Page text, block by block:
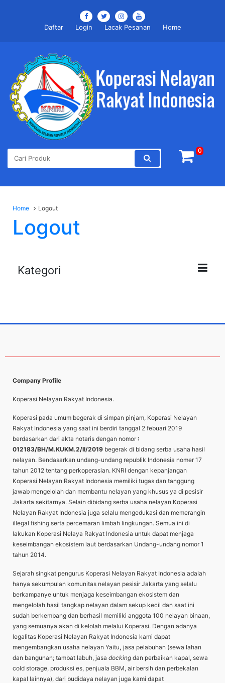
Daftar Login Lacak Pesanan Home
0
Home Logout
Logout
Kategori
Company Profile
Koperasi Nelayan Rakyat Indonesia.
Koperasi pada umum begerak di simpan pinjam, Koperasi Nelayan
Rakyat Indonesia yang saat ini berdiri tanggal 2 febuari 2019
berdasarkan dari akta notaris dengan nomor:
012183/BH/M.KUKM.2/II/2019 begerak di bidang serba usaha hasil
nelayan. Bendasarkan undang-undang republik Indonesia nomer 17
tahun 2012 tentang perkoperasian. KNRI dengan kepanjangan
Koperasi Nelayan Rakyat Indonesia memiliki tugas dan tanggung
jawab mengelolah dan membantu nelayan yang khusus ya di pesisir
Jakarta sekitarnya. Selain dibidang serba usaha nelayan Koperasi
Nelayan Rakyat Indonesia juga selalu mengedukasi dan memerangin
illegal fishing serta percemaran limbah lingkungan. Semua ini di
lakukan Koperasi Nelaya Rakyat Indonesia untuk dapat menjaga
keseimbangan ekosistem laut berdasarkan Undang-undang nomor 1
tahun 2014.
Sejarah singkat pengurus Koperasi Nelayan Rakyat Indonesia adalah
hanya sekumpulan komunitas nelayan pesisir Jakarta yang selalu
berkampanye untuk menjaga keseimbangan ekosistem dan
mengelolah hasil tangkap nelayan dalam sekup kecil dan saat ini
sudah berkembang dan berhasil memiliki anggota 100 nelayan binaan,
yang semuanya akan di kelolah melalui Koperasi. Dengan adanya
legalitas Koperasi Nelayan Rakyat Indonesia kami dapat
mengembangkan usaha nelayan Yaitu, jasa pelabuhan (sewa lahan
dan bangunan; tambat labuh, jasa docking dan perbaikan kapal, sewa
cold storage, produksi es, penjuala BBM, air bersih dan perbekalan
kapal lainnya), dari budidaya nelayan juga kami dapat